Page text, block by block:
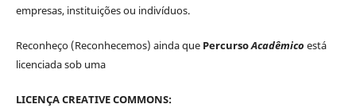
empresas, instituições ou indivíduos.
Reconheço (Reconhecemos) ainda que PercursoAcadêmico está
licenciada sob uma
LICENÇA CREATIVE COMMONS: